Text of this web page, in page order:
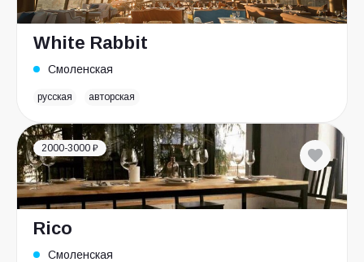
White Rabbit
Смоленская
русская авторская
2000-3000 ₽
Rico
Смоленская